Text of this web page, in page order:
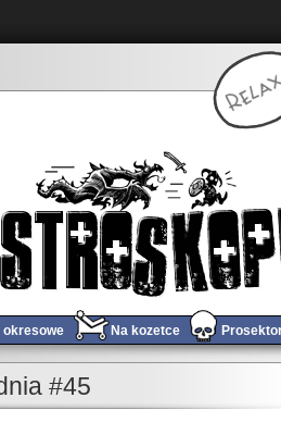
okresowe Na kozetce
#45